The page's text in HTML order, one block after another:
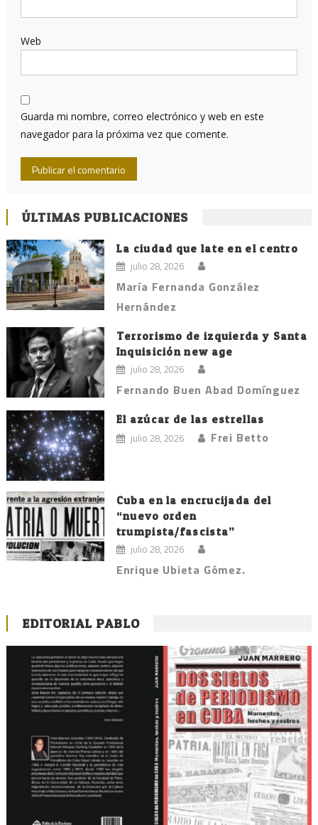
Web
Guarda mi nombre, correo electrónico y web en este
navegador para la próxima vez que comente.
ÚLTIMAS PUBLICACIONES
La ciudad que late en el centro
julio 28, 2026
María Fernanda González
Hernández
Terrorismo de izquierda y Santa
Inquisición new age
julio 28, 2026
Fernando Buen Abad Domínguez
El azúcar de las estrellas
julio 28, 2026 Frei Betto
Cuba en la encrucijada del
“nuevo orden
trumpista/fascista”
julio 28, 2026
Enrique Ubieta Gómez.
EDITORIAL PABLO